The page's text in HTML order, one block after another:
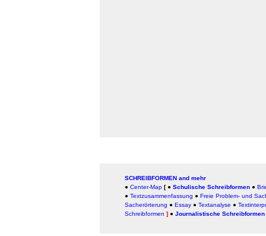
SCHREIBFORMEN and mehr
● Center-Map [● Schulische Schreibformen ●
● Textzusammenfassung ● Freie Problem- und
Sacherörterung ● Essay ● Textanalyse ●
Schreibformen ] ● Journalistische Schreibformen